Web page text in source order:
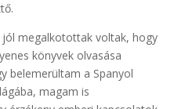
jól megalkotottak voltak, hogy
könyvek olvasása
belemerültam a Spanyol
magam is